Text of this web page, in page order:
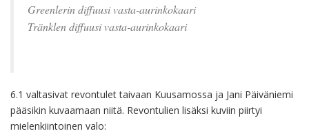
Greenlerin diffuusi vasta-aurinkokaari
Tränklen diffuusi vasta-aurinkokaari
6.1 valtasivat revontulet taivaan Kuusamossa ja Jani Päiväniemi
pääsikin kuvaamaan niitä. Revontulien lisäksi kuviin piirtyi
mielenkiintoinen valo: